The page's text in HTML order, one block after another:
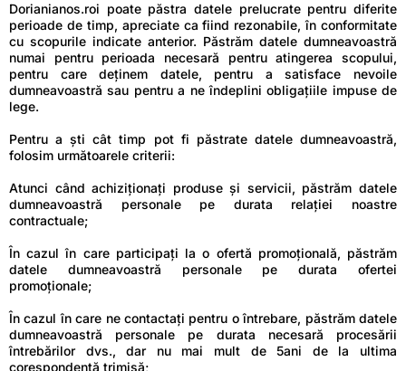
Dorianianos.roi poate păstra datele prelucrate pentru diferite
perioade de timp, apreciate ca fiind rezonabile, în conformitate
cu scopurile indicate anterior. Păstrăm datele dumneavoastră
numai pentru perioada necesară pentru atingerea scopului,
pentru care deținem datele, pentru a satisface nevoile
dumneavoastră sau pentru a ne îndeplini obligațiile impuse de
lege.
Pentru a ști cât timp pot fi păstrate datele dumneavoastră,
folosim următoarele criterii:
Atunci când achiziționați produse și servicii, păstrăm datele
dumneavoastră personale pe durata relației noastre
contractuale;
În cazul în care participați la o ofertă promoțională, păstrăm
datele dumneavoastră personale pe durata ofertei
promoționale;
În cazul în care ne contactați pentru o întrebare, păstrăm datele
dumneavoastră personale pe durata necesară procesării
întrebărilor dvs., dar nu mai mult de 5ani de la ultima
corespondență trimisă;